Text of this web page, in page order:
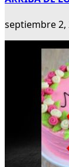
septiembre 2,